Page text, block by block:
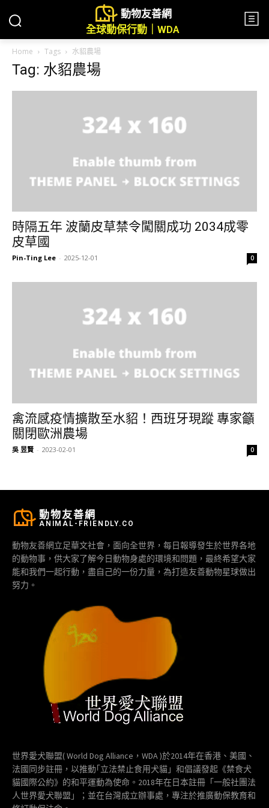
動物友善網
全球動保行動｜WDA
Home Tags 水貂農場
Tag: 水貂農場
時隔五年 波蘭皮草禁令闖關成功 2034成零
皮草國
Pin-Ting Lee - 2025-12-01 0
禽流感疫情擴散至水貂！西班牙現蹤 專家籲
關閉歐洲農場
吳 昱賢 - 2023-02-01 0
動物友善網
ANIMAL-FRIENDLY.CO
動物友善網立足華文社會，面向全世界，每日報導發生於世界各地
的動物事，供大家了解今日動物身處的環境和問題，最終希望大家
能和我們一起行動，盡自己的一份力量，為打造友善動物星球做出
努力。
世界愛犬聯盟( World Dog Alliance，WDA )於2014年在香港、美國、
法國同步註冊，以推動｢立法禁止食用犬貓」和倡議發起《禁食犬
貓國際公約》的和平運動為使命。2018年在日本註冊「一般社團法
人世界愛犬聯盟」；並在台灣成立辦事處，專注於推廣動保教育和